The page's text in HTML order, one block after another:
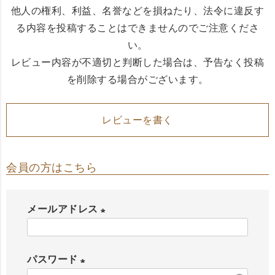
他人の権利、利益、名誉などを損ねたり、法令に違反す
る内容を投稿することはできませんのでご注意くださ
い。
レビュー内容が不適切と判断した場合は、予告なく投稿
を削除する場合がございます。
レビューを書く
会員の方はこちら
メールアドレス
須
パスワード